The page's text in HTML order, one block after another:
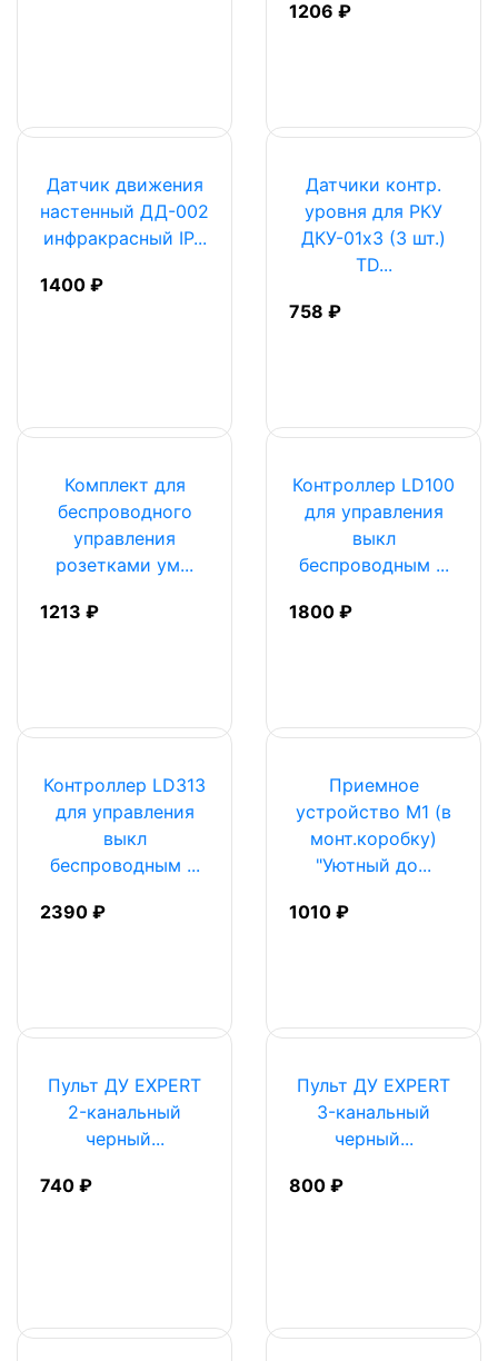
1206 ₽
Датчик движения
настенный ДД-002
инфракрасный IP...
1400 ₽
Датчики контр.
уровня для РКУ
ДКУ-01х3 (3 шт.)
TD...
758 ₽
Комплект для
беспроводного
управления
розетками ум...
1213 ₽
Контроллер LD100
для управления
выкл
беспроводным ...
1800 ₽
Контроллер LD313
для управления
выкл
беспроводным ...
2390 ₽
Приемное
устройство М1 (в
монт.коробку)
"Уютный до...
1010 ₽
Пульт ДУ EXPERT
2-канальный
черный...
740 ₽
Пульт ДУ EXPERT
3-канальный
черный...
800 ₽